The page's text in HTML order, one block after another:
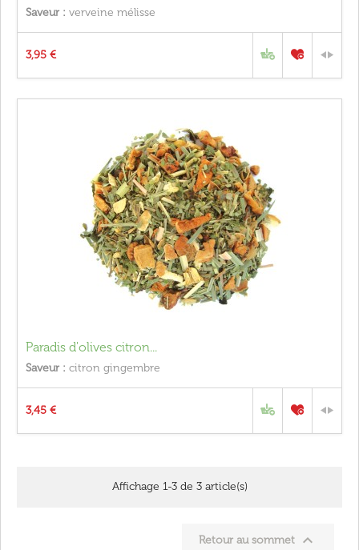
Saveur : verveine mélisse
3,95 €
Paradis d'olives citron...
Saveur : citron gingembre
3,45 €
Affichage 1-3 de 3 article(s)
Retour au sommet 